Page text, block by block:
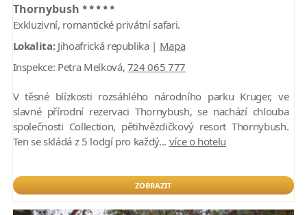
Thornybush *****
Exkluzivní, romantické privátní safari.
Lokalita:Jihoafrická republika | Mapa
Inspekce: Petra Melková, 724 065 777
V těsné blízkosti rozsáhlého národního parku Kruger, ve
slavné přírodní rezervaci Thornybush, se nachází chlouba
společnosti Collection, pětihvězdičkový resort Thornybush.
Ten se skládá z 5 lodgí pro každý... více o hotelu
ZOBRAZIT